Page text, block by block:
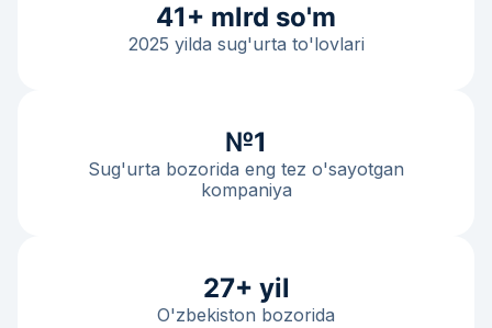
41+ mlrd so'm
2025 yilda sug'urta to'lovlari
№1
Sug'urta bozorida eng tez o'sayotgan
kompaniya
27+ yil
O'zbekiston bozorida